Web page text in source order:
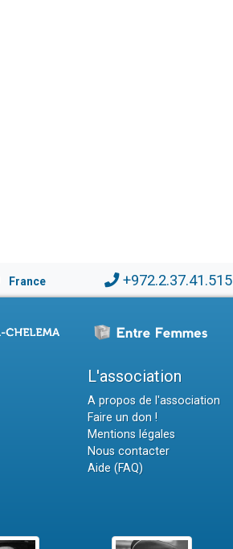
France +972.2.37.41.515
L'association
A propos de l'association
Faire un don !
Mentions légales
Nous contacter
Aide (FAQ)